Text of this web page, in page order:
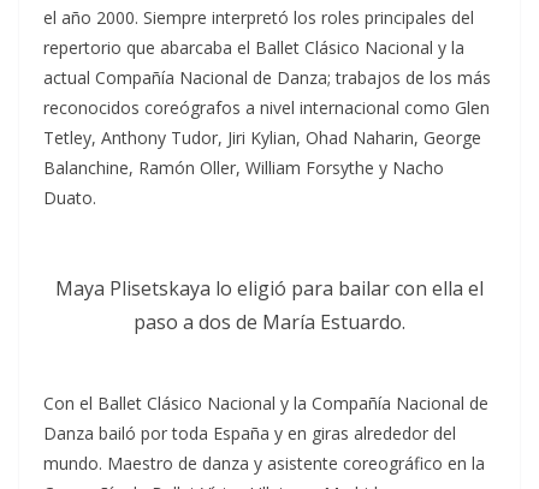
el año 2000. Siempre interpretó los roles principales del
repertorio que abarcaba el Ballet Clásico Nacional y la
actual Compañía Nacional de Danza; trabajos de los más
reconocidos coreógrafos a nivel internacional como Glen
Tetley, Anthony Tudor, Jiri Kylian, Ohad Naharin, George
Balanchine, Ramón Oller, William Forsythe y Nacho
Duato.
Maya Plisetskaya lo eligió para bailar con ella el
paso a dos de María Estuardo.
Con el Ballet Clásico Nacional y la Compañía Nacional de
Danza bailó por toda España y en giras alrededor del
mundo. Maestro de danza y asistente coreográfico en la